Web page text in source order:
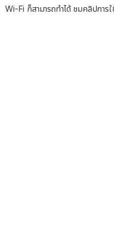
Wi-Fi ก็สามารถทำได้ ชมคลิปการใ